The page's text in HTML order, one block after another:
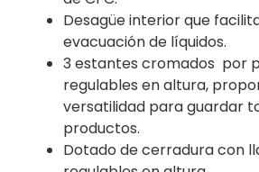
Desagüe interior que
evacuación de líquidos.
3 estantes cromados por
regulables en altura,
versatilidad para guardar
productos.
Dotado de cerradura con